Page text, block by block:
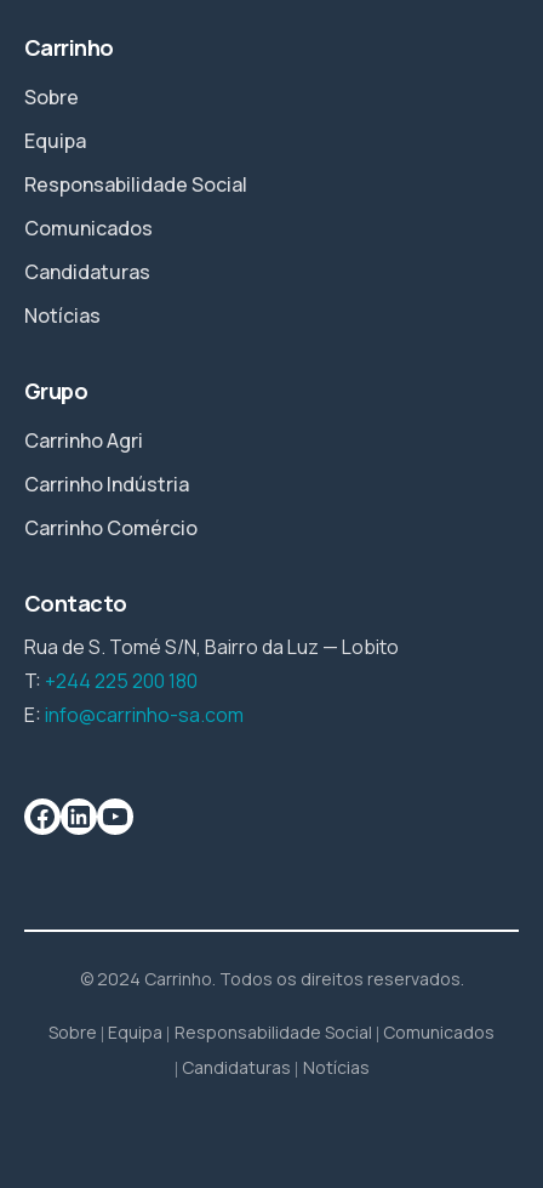
Carrinho
Sobre
Equipa
Responsabilidade Social
Comunicados
Candidaturas
Notícias
Grupo
Carrinho Agri
Carrinho Indústria
Carrinho Comércio
Contacto
Rua de S. Tomé S/N, Bairro da Luz — Lobito
T: +244 225 200 180
E:info@carrinho-sa.com
© 2024 Carrinho. Todos os direitos reservados.
Sobre Equipa Responsabilidade Social Comunicados
Candidaturas
Notícias